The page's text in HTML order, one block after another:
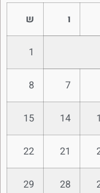
ש
7
8
14
15
21
22
28
29